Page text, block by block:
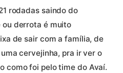
rodadas saindo do
ou derrota é muito
de sair com a família, de
cervejinha, pra ir ver o
como foi pelo time do Avaí.